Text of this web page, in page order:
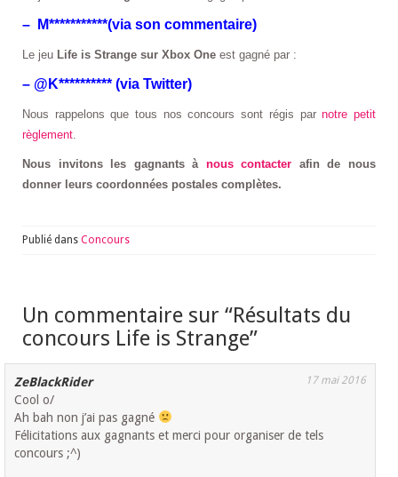
– M***********(via son commentaire)
Le jeu Life is Strange sur Xbox One est gagné par :
– @K********** (via Twitter)
Nous rappelons que tous nos concours sont régis parnotre petit
règlement.
Nous invitons les gagnants à nous contacter afin de nous
donner leurs coordonnées postales complètes.
Publié dans Concours
Un commentaire sur “Résultats du
concours Life is Strange”
ZeBlackRider 17 mai 2016
Cool o/
Ah bah non j’ai pas gagné
Félicitations aux gagnants et merci pour organiser de tels
concours ;^)